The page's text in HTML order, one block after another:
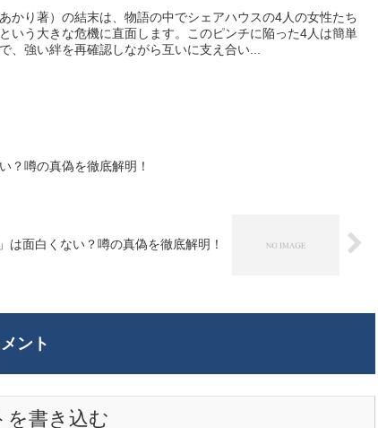
かり著）の結末は、物語の中でシェアハウスの4人の女性たち
いう大きな危機に直面します。このピンチに陥った4人は簡単
、強い絆を再確認しながら互いに支え合い...
？噂の真偽を徹底解明！
は面白くない？噂の真偽を徹底解明！
ント
を書き込む